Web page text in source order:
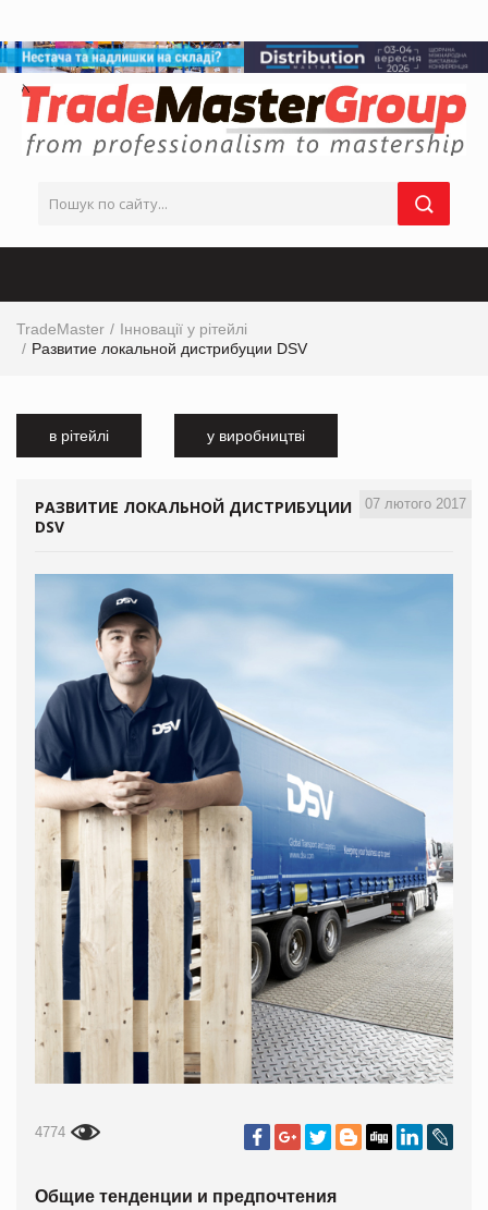
TradeMaster
Інновації у рітейлі
Развитие локальной дистрибуции DSV
в рітейлі у виробництві
07 лютого 2017
РАЗВИТИЕ ЛОКАЛЬНОЙ ДИСТРИБУЦИИ
DSV
4774
Общие тенденции и предпочтения